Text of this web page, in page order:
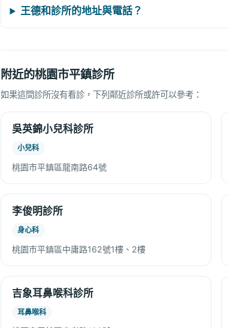
王德和診所的地址與電話？
附近的桃園市平鎮診所
如果這間診所沒有看診，下列鄰近診所或許可以參考：
吳英錦小兒科診所
小兒科
桃園市平鎮區龍南路64號
李俊明診所
身心科
桃園市平鎮區中庸路162號1樓、2樓
吉象耳鼻喉科診所
耳鼻喉科